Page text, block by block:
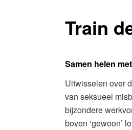
Train
Samen helen
Uitwisselen over
van seksueel
bijzondere
boven ‘gewoon’